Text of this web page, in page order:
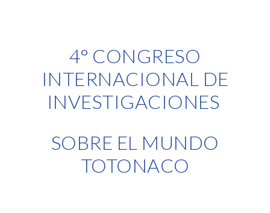
4° CONGRESO
INTERNACIONAL DE
INVESTIGACIONES
SOBRE EL MUNDO
TOTONACO